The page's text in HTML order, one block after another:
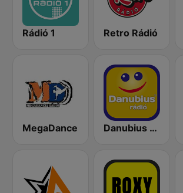
Rádió 1 Retro Rádió
MegaDance Danubius Rádió